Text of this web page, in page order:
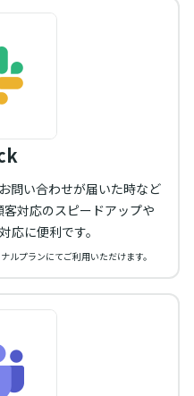
問い合わせが届いた時など
対応のスピードアップや
応に便利です。
ルプランにてご利用いただけます。